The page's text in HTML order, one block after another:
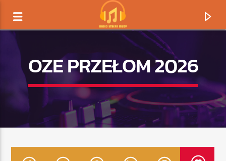
OZE PRZEŁOM 2026